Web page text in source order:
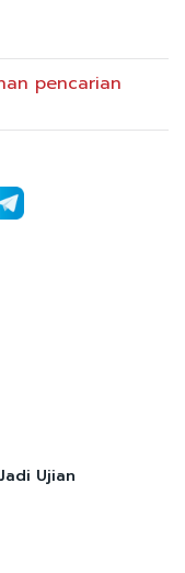
pencarian
Ujian